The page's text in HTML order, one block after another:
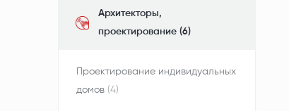
Архитекторы,
проектирование (6)
Проектирование индивидуальных
домов (4)